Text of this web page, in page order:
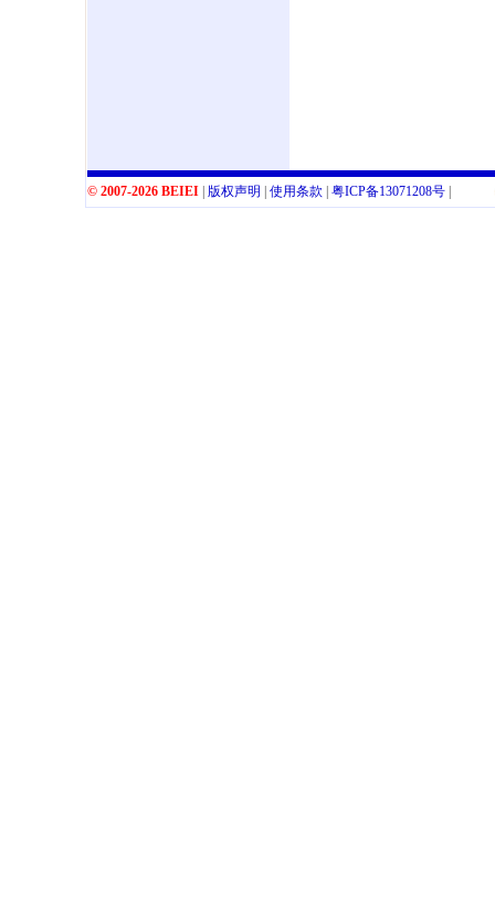
© 2007-2026 BEIEI| 版权声明 使用条款 粤ICP备13071208号|